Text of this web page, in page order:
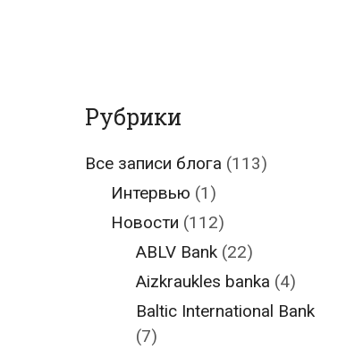
Рубрики
Все записи блога (113)
Интервью (1)
Новости (112)
ABLV Bank (22)
Aizkraukles banka (4)
Baltic International Bank
(7)